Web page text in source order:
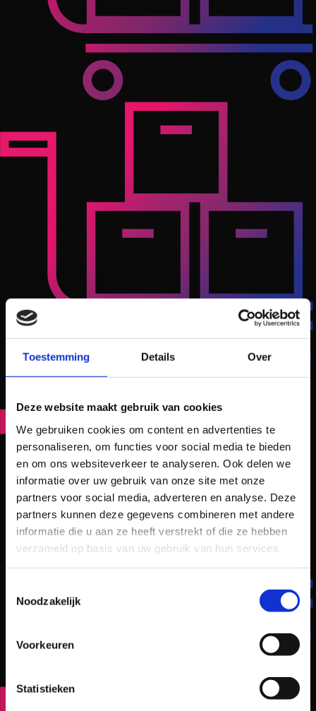
Toestemming Details Over
Deze website maakt gebruik van cookies
We gebruiken cookies om content en advertenties te
personaliseren, om functies voor social media te bieden
en om ons websiteverkeer te analyseren. Ook delen we
informatie over uw gebruik van onze site met onze
partners voor social media, adverteren en analyse. Deze
partners kunnen deze gegevens combineren met andere
informatie die u aan ze heeft verstrekt of die ze hebben
verzameld op basis van uw gebruik van hun services.
Noodzakelijk
Voorkeuren
Statistieken